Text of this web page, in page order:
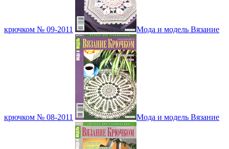
крючком № 09-2011 Мода и модель Вязание
крючком № 08-2011 Мода и модель Вязание